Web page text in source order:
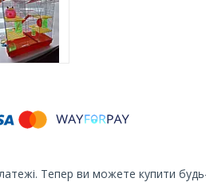
Тепер ви можете купити